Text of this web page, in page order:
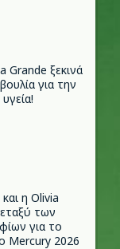
Grande ξεκινά
για την
και η Olivia
των
για το
Mercury 2026